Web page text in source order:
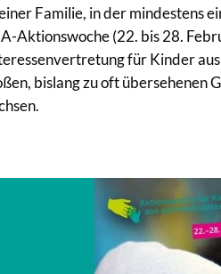
Familie, in der mindestens
Aktionswoche (22. bis 28.
für Kinder
bislang zu oft übersehenen